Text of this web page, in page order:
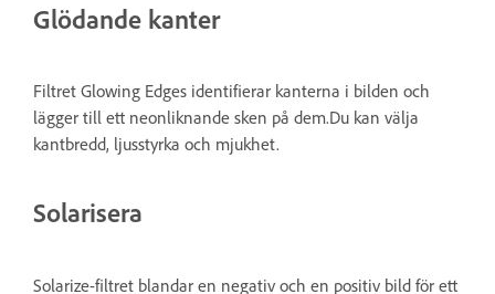
Glödande kanter
Filtret Glowing Edges identifierar kanterna i bilden och
lägger till ett neonliknande sken på dem.Du kan välja
kantbredd, ljusstyrka och mjukhet.
Solarisera
Solarize-filtret blandar en negativ och en positiv bild för ett